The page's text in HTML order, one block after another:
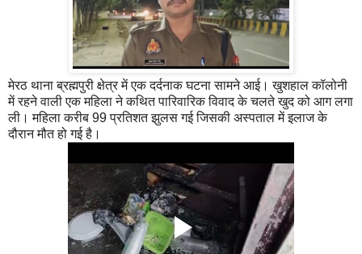
मेरठ थाना ब्रह्मपुरी क्षेत्र में एक दर्दनाक घटना सामने आई। खुशहाल कॉलोनी
में रहने वाली एक महिला ने कथित पारिवारिक विवाद के चलते खुद को आग लगा
ली। महिला करीब 99 प्रतिशत झुलस गई जिसकी अस्पताल में इलाज के
दौरान मौत हो गई है।